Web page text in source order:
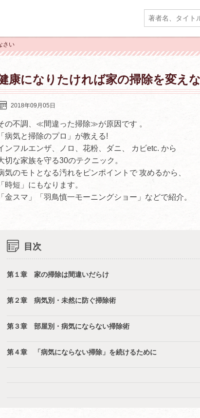
さい
康になりたければ家の掃除を変え
2018年09月05日
の不調、≪間違った掃除≫が原因です 。
病気と掃除のプロ」が教える!
ンフルエンザ、ノロ、花粉、ダニ、 カビetc. から
切な家族を守る30のテクニック。
気のモトとなる汚れをピンポイントで 攻めるから、
時短」にもなります。
金スマ」「羽鳥慎一モーニングショー」などで紹介。
目次
第１章 家の掃除は間違いだらけ
第２章 病気別・未然に防ぐ掃除術
第３章 部屋別・病気にならない掃除術
第４章 「病気にならない掃除」を続けるために